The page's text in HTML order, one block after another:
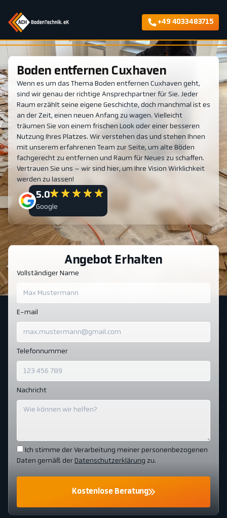
+49 4033483715
Boden entfernen Cuxhaven
Wenn es um das Thema Boden entfernen Cuxhaven geht,
sind wir genau der richtige Ansprechpartner für Sie. Jeder
Raum erzählt seine eigene Geschichte, doch manchmal ist es
an der Zeit, einen neuen Anfang zu wagen. Vielleicht
träumen Sie von einem frischen Look oder einer besseren
Nutzung Ihres Platzes. Wir verstehen das und stehen Ihnen
mit unserem erfahrenen Team zur Seite, um alte Böden
fachgerecht zu entfernen und Raum für Neues zu schaffen.
Vertrauen Sie uns – wir sind hier, um Ihre Vision Wirklichkeit
werden zu lassen!
5.0
Google
Angebot Erhalten
Vollständiger Name
E-mail
Telefonnummer
Nachricht
Ich stimme der Verarbeitung meiner personenbezogenen
Daten gemäß der Datenschutzerklärung zu.
Kostenlose Beratung